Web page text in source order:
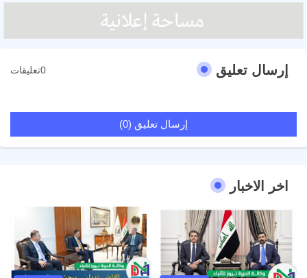
إرسال تعليق 0تعليقات
إرسال تعليق (0)
اخر الاخبار